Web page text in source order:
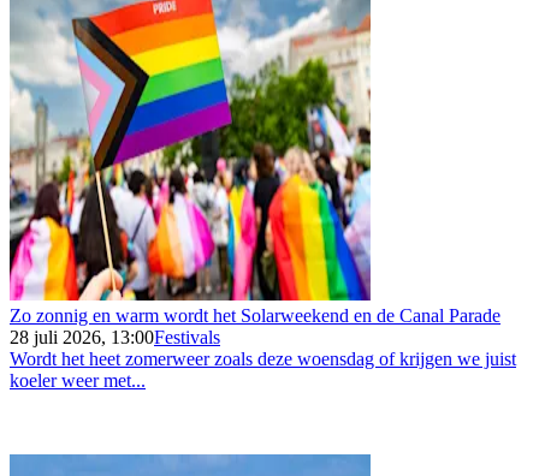
Zo zonnig en warm wordt het Solarweekend en de Canal Parade
28 juli 2026, 13:00Festivals
Wordt het heet zomerweer zoals deze woensdag of krijgen we juist
koeler weer met...